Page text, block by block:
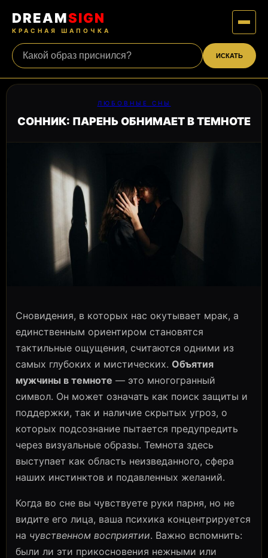
DREAMSIGN
КРАСНАЯ ШАПОЧКА
ИСКАТЬ
ЛЮБОВНЫЕ СНЫ
СОННИК: ПАРЕНЬ ОБНИМАЕТ В ТЕМНОТЕ
Сновидения, в которых нас окутывает мрак, а
единственным ориентиром становятся
тактильные ощущения, считаются одними из
самых глубоких и мистических. Объятия
мужчины в темноте — это многогранный
символ. Он может означать как поиск защиты и
поддержки, так и наличие скрытых угроз, о
которых подсознание пытается предупредить
через визуальные образы. Темнота здесь
выступает как область неизведанного, сфера
наших инстинктов и подавленных желаний.
Когда во сне вы чувствуете руки парня, но не
видите его лица, ваша психика концентрируется
на чувственном восприятии. Важно вспомнить:
были ли эти прикосновения нежными или